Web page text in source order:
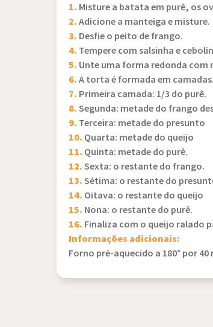
1. Misture a batata em purê, os
2.Adicione a manteiga e misture.
3. Desfie o peito de frango.
4. Tempere com salsinha e
5. Unte uma forma redonda com
6.A torta é formada em camadas.
7. Primeira camada: 1/3 do purê.
8.Segunda: metade do frango
9. Terceira: metade do presunto
10. Quarta: metade do queijo
11. Quinta: metade do purê.
12.Sexta: o restante do frango.
13.Sétima: o restante do
14. Oitava: o restante do queijo
15. Nona: o restante do purê.
16. Finaliza com o queijo ralado
Informações adicionais:
Forno pré-aquecido a 180° por